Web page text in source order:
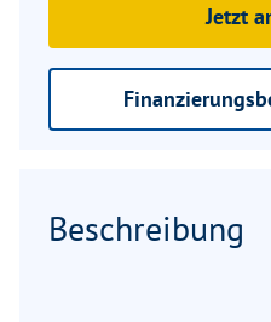
Jetzt
Beschreibung